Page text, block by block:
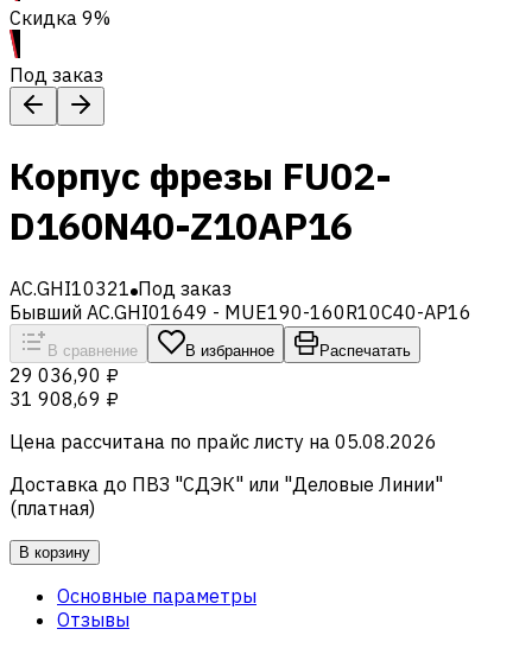
Скидка 9%
Под заказ
Корпус фрезы FU02-
D160N40-Z10AP16
AC.GHI10321 Под заказ
Бывший AC.GHI01649 - MUE190-160R10C40-AP16
В сравнение В избранное Распечатать
29 036,90 ₽
31 908,69 ₽
Цена рассчитана по прайс листу на 05.08.2026
Доставка до ПВЗ "СДЭК" или "Деловые Линии"
(платная)
В корзину
Основные параметры
Отзывы